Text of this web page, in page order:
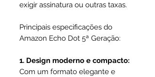
exigir assinatura ou outras taxas.
Principais especificações do
Amazon Echo Dot 5ª Geração:
1. Design moderno e compacto:
Com um formato elegante e